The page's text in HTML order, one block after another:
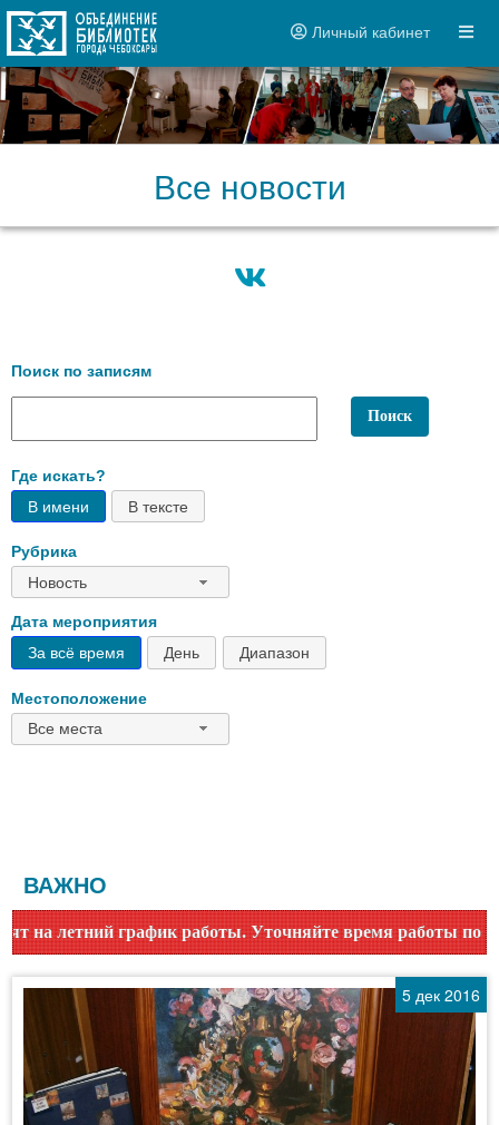
Личный кабинет
Все новости
Поиск по записям
Где искать?
В имени
В тексте
Рубрика
Новость
Дата мероприятия
За всё время
День Диапазон
Местоположение
Все места
ВАЖНО
Уточняйте время работы по номеру телефона или
5 дек 2016